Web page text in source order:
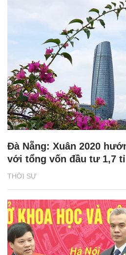
THỜI SỰ
Đà Nẵng: Xuân 2020
với tổng vốn đầu tư 1,7 tỉ